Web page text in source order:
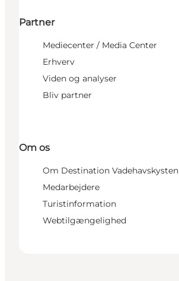
Partner
Mediecenter / Media Center
Erhverv
Viden og analyser
Bliv partner
Om os
Om Destination Vadehavskysten
Medarbejdere
Turistinformation
Webtilgængelighed